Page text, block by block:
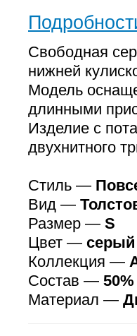
Свободная
нижней
Модель
длинными
Изделие с
двухнитного
Стиль —
Вид —
Размер — S
Цвет — серый
Коллекция —
Состав —
Материал —